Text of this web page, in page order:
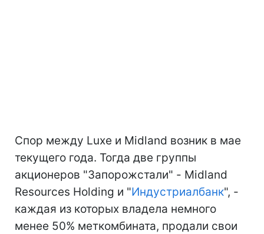
Спор между Luxe и Midland возник в мае
текущего года. Тогда две группы
акционеров "Запорожстали" - Midland
Resources Holding и "Индустриалбанк", -
каждая из которых владела немного
менее 50% меткомбината, продали свои